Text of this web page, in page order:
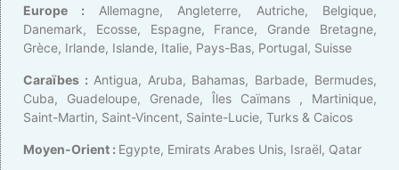
Europe : Allemagne, Angleterre, Autriche, Belgique,
Danemark, Ecosse, Espagne, France, Grande Bretagne,
Grèce, Irlande, Islande, Italie, Pays-Bas, Portugal, Suisse
Caraïbes : Antigua, Aruba, Bahamas, Barbade, Bermudes,
Cuba, Guadeloupe, Grenade, Îles Caïmans , Martinique,
Saint-Martin, Saint-Vincent, Sainte-Lucie, Turks & Caicos
Moyen-Orient : Egypte, Emirats Arabes Unis, Israël, Qatar